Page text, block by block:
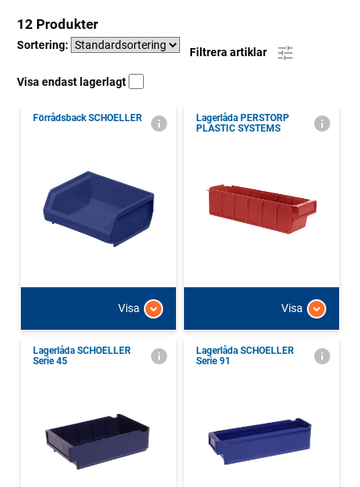
12 Produkter
Sortering:
Filtrera artiklar
Visa endast lagerlagt
Förrådsback SCHOELLER
Visa
Lagerlåda PERSTORP
PLASTIC SYSTEMS
Visa
Lagerlåda SCHOELLER
Serie 45
Lagerlåda SCHOELLER
Serie 91